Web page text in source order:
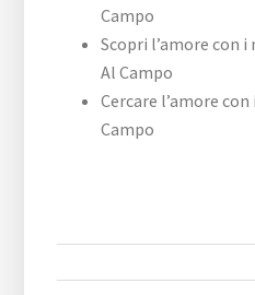
Campo
Scopri l’amore con
Al Campo
Cercare l’amore
Campo